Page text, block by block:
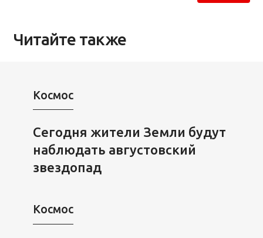
Читайте также
Космос
Сегодня жители Земли будут
наблюдать августовский
звездопад
Космос